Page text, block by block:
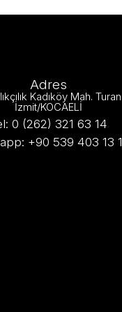
Adres
Kadıköy Mah.
İzmit/KOCAELİ
0 (262) 321 63 14
+90 539 403 13